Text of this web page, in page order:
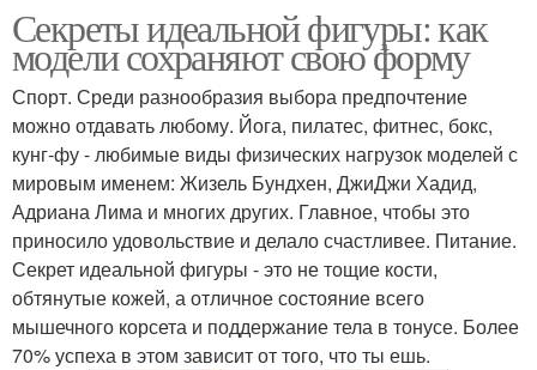
Секреты идеальной фигуры: как
модели сохраняют свою форму
Спорт. Среди разнообразия выбора предпочтение
можно отдавать любому. Йога, пилатес, фитнес, бокс,
кунг-фу - любимые виды физических нагрузок моделей с
мировым именем: Жизель Бундхен, ДжиДжи Хадид,
Адриана Лима и многих других. Главное, чтобы это
приносило удовольствие и делало счастливее. Питание.
Секрет идеальной фигуры - это не тощие кости,
обтянутые кожей, а отличное состояние всего
мышечного корсета и поддержание тела в тонусе. Более
70% успеха в этом зависит от того, что ты ешь.